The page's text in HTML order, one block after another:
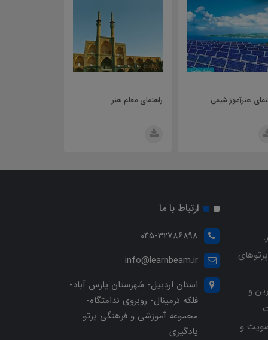
راهنمای معلم هنر راهنمای معلم تربیت بدنی
و
و
ارتباط با ما
045-32786898
info@learnbeam.ir
استان اردبیل- شهرستان پارس آباد-
فلکه ترمینال- روبروی ندامتگاه-
مجموعه آموزشی و فرهنگی پرتو
یادگیری